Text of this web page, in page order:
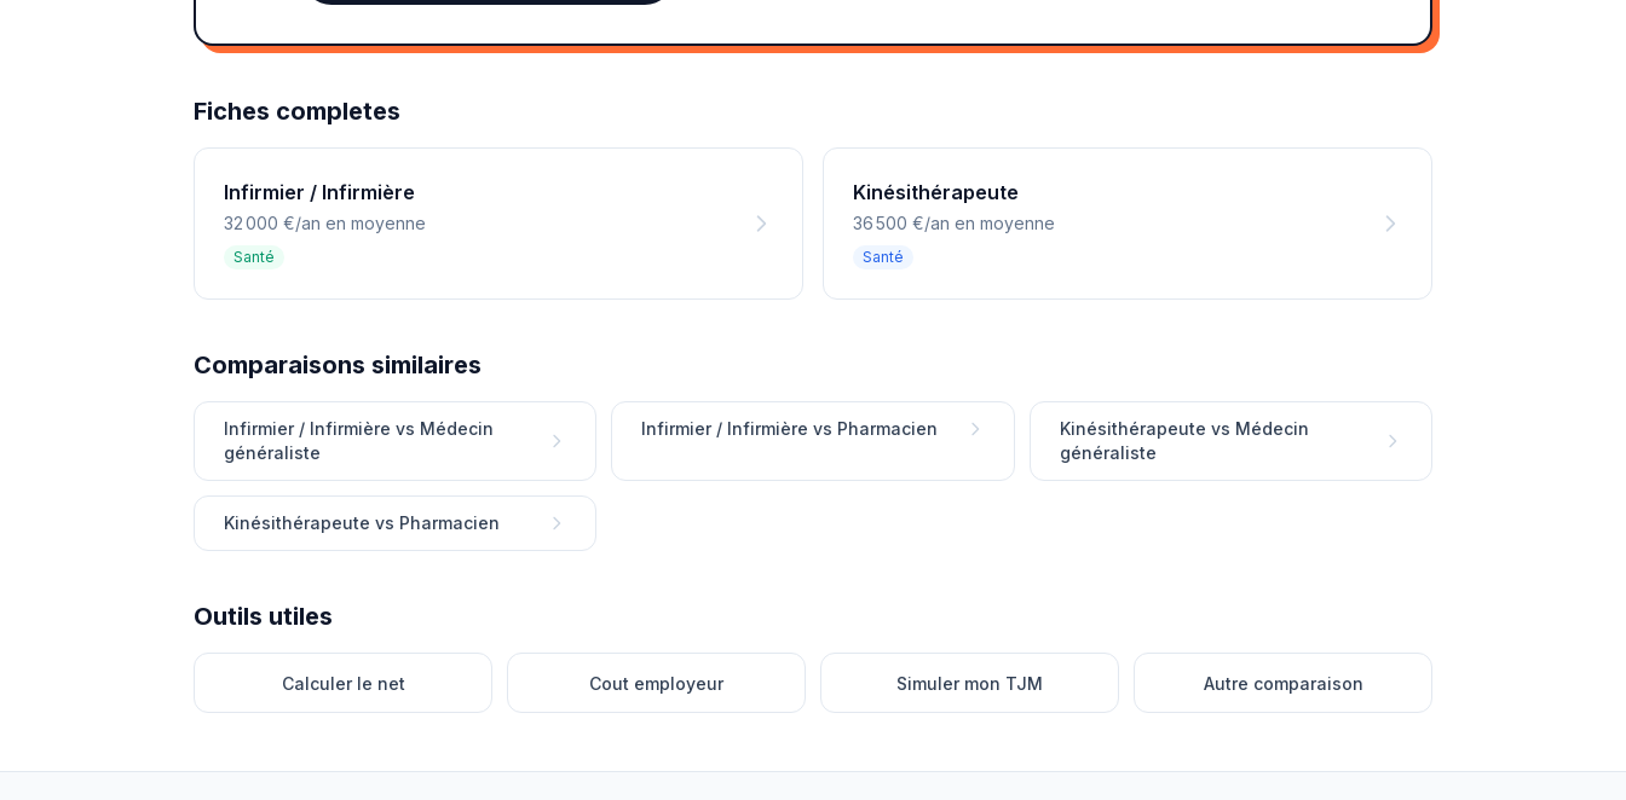
Fiches completes
Infirmier / Infirmière
32 000 €/an en moyenne
Santé
Kinésithérapeute
36 500 €/an en moyenne
Santé
Comparaisons similaires
Infirmier / Infirmière vs Médecin
généraliste
Infirmier / Infirmière vs Pharmacien
Kinésithérapeute vs Médecin
généraliste
Kinésithérapeute vs Pharmacien
Outils utiles
Calculer le net Cout employeur Simuler mon TJM Autre comparaison